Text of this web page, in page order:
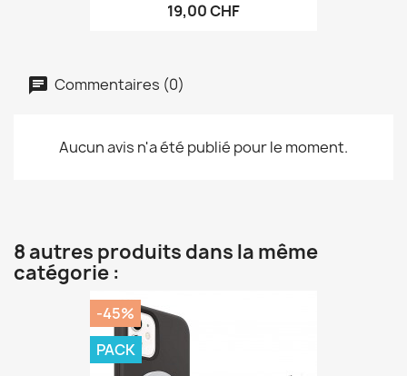
19,00 CHF
Commentaires (0)
Aucun avis n'a été publié pour le moment.
8 autres produits dans la même
catégorie :
-45%
PACK